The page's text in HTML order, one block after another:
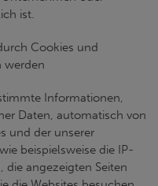
ist.
Cookies und
werden
Informationen,
Daten, automatisch von
und der unserer
beispielsweise die IP-
die angezeigten Seiten